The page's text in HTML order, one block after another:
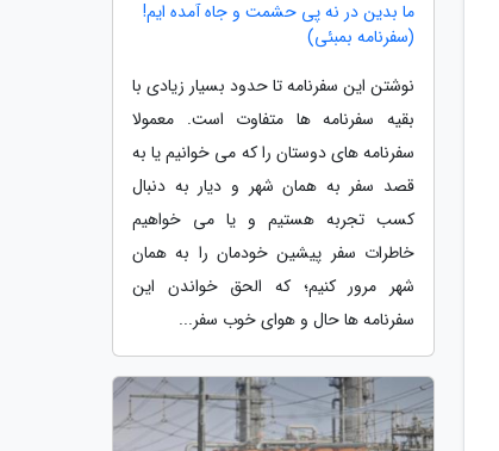
ما بدین در نه پی حشمت و جاه آمده ایم!
(سفرنامه بمبئی)
نوشتن این سفرنامه تا حدود بسیار زیادی با
بقیه سفرنامه ها متفاوت است. معمولا
سفرنامه های دوستان را که می خوانیم یا به
قصد سفر به همان شهر و دیار به دنبال
کسب تجربه هستیم و یا می خواهیم
خاطرات سفر پیشین خودمان را به همان
شهر مرور کنیم؛ که الحق خواندن این
سفرنامه ها حال و هوای خوب سفر...